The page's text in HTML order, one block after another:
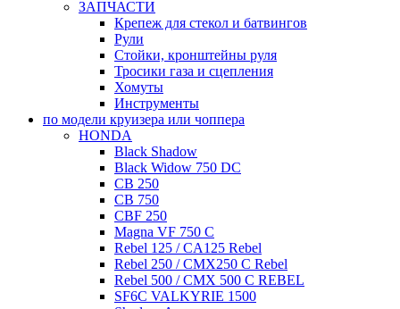
ЗАПЧАСТИ
Крепеж для стекол и батвингов
Рули
Стойки, кронштейны руля
Тросики газа и сцепления
Хомуты
Инструменты
по модели круизера или чоппера
HONDA
Black Shadow
Black Widow 750 DC
CB 250
CB 750
CBF 250
Magna VF 750 C
Rebel 125 / CA125 Rebel
Rebel 250 / CMX250 C Rebel
Rebel 500 / CMX 500 C REBEL
SF6C VALKYRIE 1500